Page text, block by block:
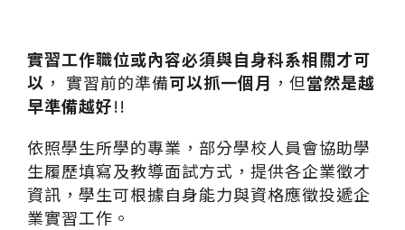
實習工作職位或內容必須與自身科系相關才可
以 ， 實習前的準備可以抓一個月 ，但當然是越
早準備越好!!
依照學生所學的專業，部分學校人員會協助學
生履歷填寫及教導面試方式，提供各企業徵才
資訊，學生可根據自身能力與資格應徵投遞企
業實習工作。